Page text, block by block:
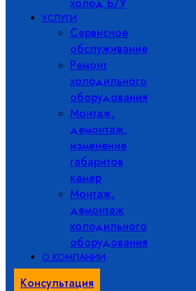
холод Б/У
УСЛУГИ
Сервисное
обслуживание
Ремонт
холодильного
оборудования
Монтаж,
демонтаж,
изменение
габаритов
камер
Монтаж,
демонтаж
холодильного
оборудования
О КОМПАНИИ
Консультация